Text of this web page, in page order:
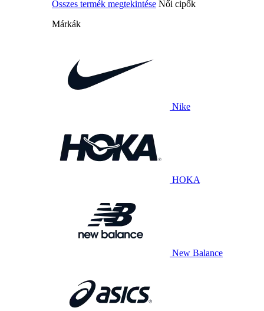
Összes termék megtekintése Női cipők
Márkák
Nike
HOKA
New Balance